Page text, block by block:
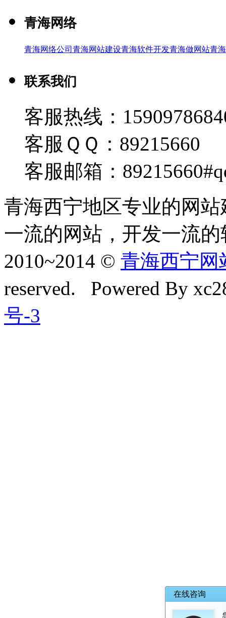
青海网络
青海网络公司 青海网站建设青海软件开发青海做网站青
联系我们
客服热线：
客服ＱＱ：89215660
客服邮箱：
青海西宁地区专业的网
一流的网站，开发一流的
2010~2014 © 青海西宁网
reserved. Powered By
号-3